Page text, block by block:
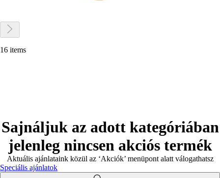
16 items
Sajnáljuk az adott kategóriában
jelenleg nincsen akciós termék
Aktuális ajánlataink közül az ‘Akciók’ menüpont alatt válogathatsz
Speciális ajánlatok